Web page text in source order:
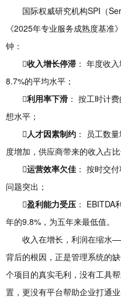
国际权威研究机构SPI（
《2025年专业服务成熟度基
钟：
收入增长停滞 ： 年度收
8.7%的平均水平；
利用率下滑 ： 按工时计
想水平；
人才因素制约 ： 员工数
度增加，供应商带来的收入占
运营效率欠佳 ： 按时交
问题突出；
盈利能力受压 ：
年的9.8%，为五年来最低值。
收入在增长，利润在缩水
背后的根因，正是管理系统的
个项目的真实毛利，没有工具
置，更没有平台帮助企业打通业